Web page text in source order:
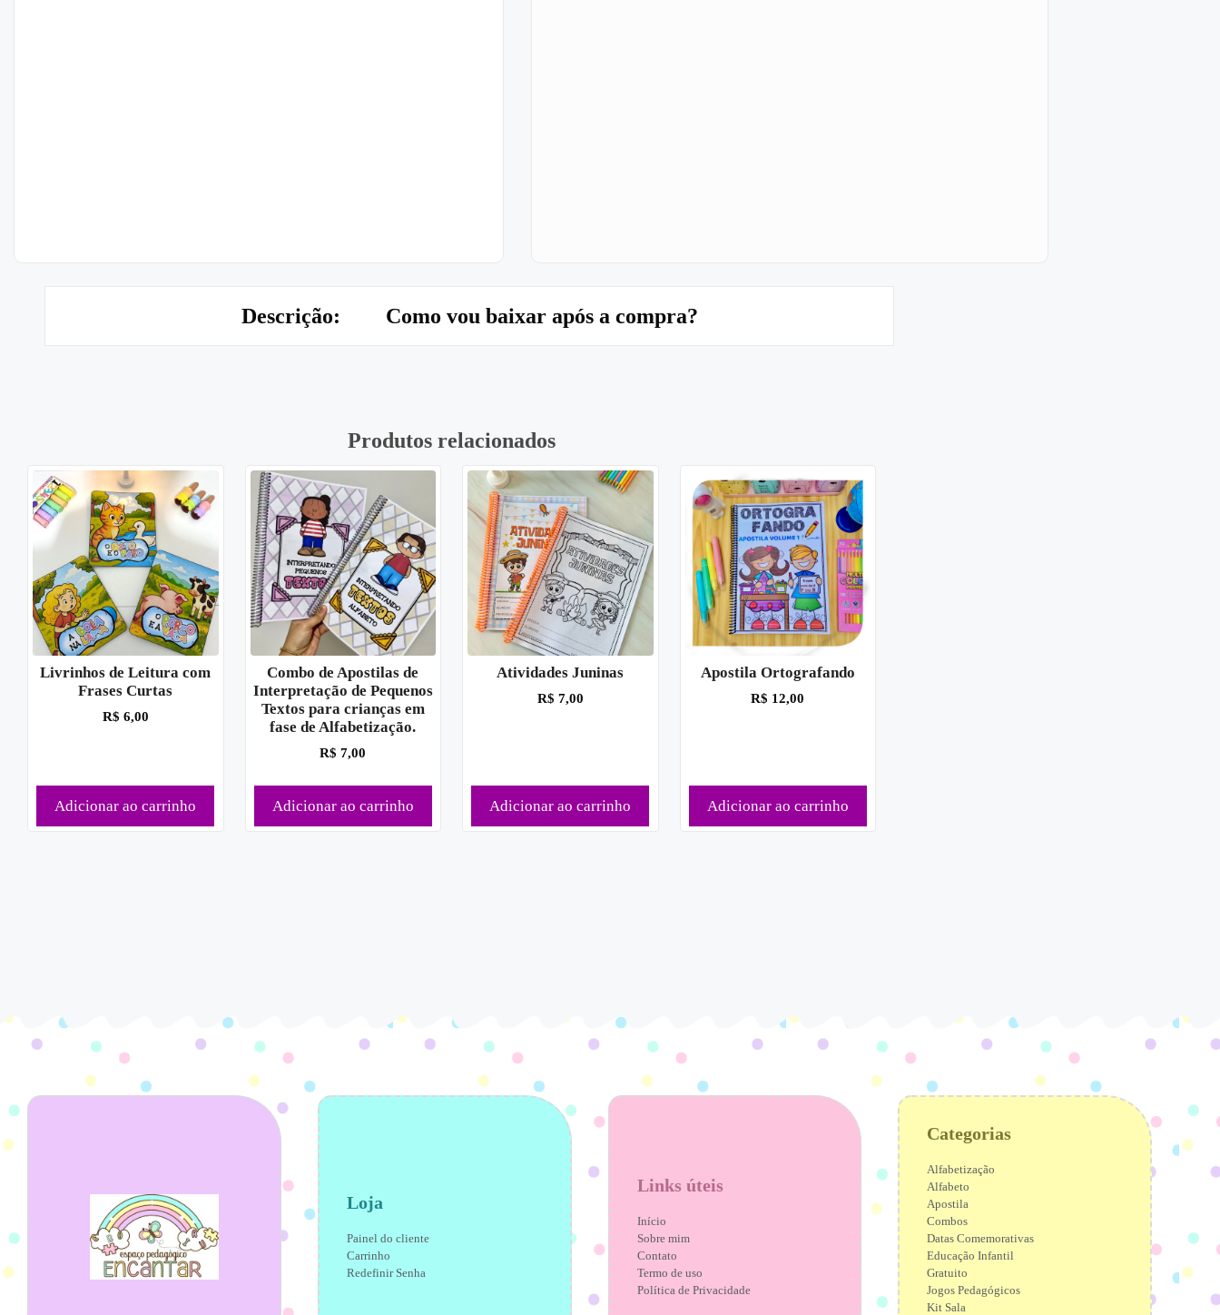
Descrição: Como vou baixar após a compra?
Produtos relacionados
Livrinhos de Leitura com
Frases Curtas
R$ 6,00
Adicionar ao carrinho
Combo de Apostilas de
Interpretação de Pequenos
Textos para crianças em
fase de Alfabetização.
R$ 7,00
Adicionar ao carrinho
Atividades Juninas
R$ 7,00
Adicionar ao carrinho
Apostila Ortografando
R$ 12,00
Adicionar ao carrinho
Loja
Painel do cliente
Carrinho
Redefinir Senha
Links úteis
Início
Sobre mim
Contato
Termo de uso
Política de Privacidade
Categorias
Alfabetização
Alfabeto
Apostila
Combos
Datas Comemorativas
Educação Infantil
Gratuito
Jogos Pedagógicos
Kit Sala